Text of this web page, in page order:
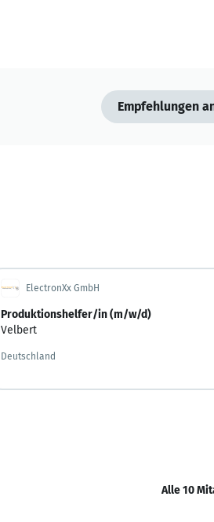
Empfehlungen
ElectronXx GmbH
Produktionshelfer/in (m/w/d)
Velbert
Deutschland
Alle 10